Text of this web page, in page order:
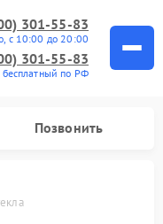
301-55-83
с 10:00 до 20:00
301-55-83
бесплатный по РФ
Позвонить